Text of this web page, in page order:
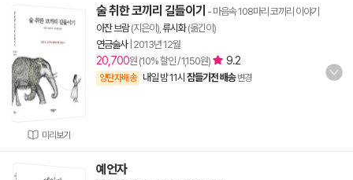
미리보기
술 취한 코끼리 길들이기 - 마음속 108마리 코끼리 이야기
아잔 브람(지은이), 류시화(옮긴이)
연금술사| 2013년 12월
20,700원 (10% 할인 / 1,150원) 9.2
양탄자배송 내일 밤 11시 잠들기전 배송 변경
예언자